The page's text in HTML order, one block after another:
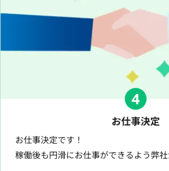
4
お仕事決定
お仕事決定です！
稼働後も円滑にお仕事ができるよう弊社